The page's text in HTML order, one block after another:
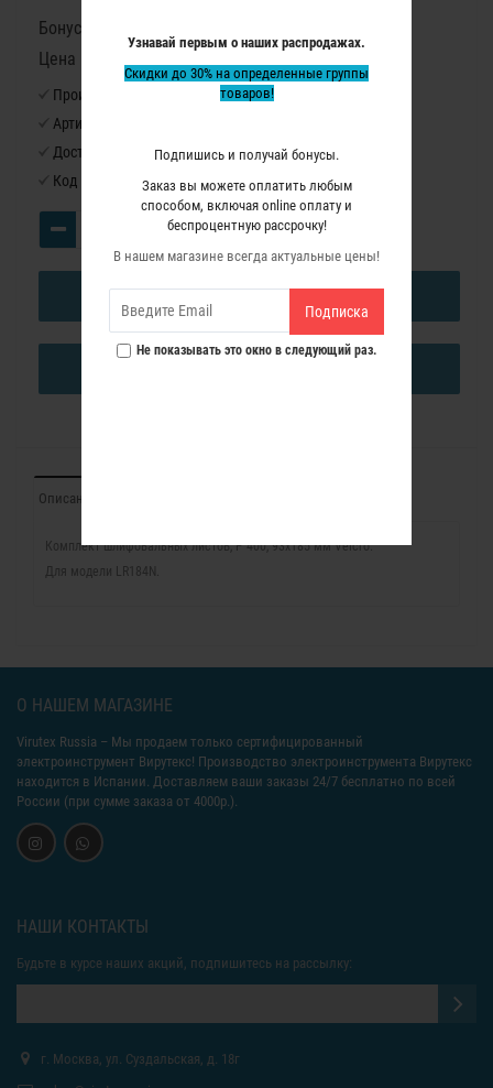
Узнавай первым о наших распродажах.
Скидки до 30% на определенные группы
товаров!
Подпишись и получай бонусы.
Заказ вы можете оплатить любым
способом, включая online оплату и
беспроцентную рассрочку!
В нашем магазине всегда актуальные цены!
Подписка
Не показывать это окно в следующий раз.
Бонусные баллы: 75
Цена в бонусных баллах: 5020
Производитель:
Артикул:
Доступность: Нет в наличии
Код товара: 8491109
Описание
Комплект шлифовальных листов, P 400, 93x185 мм Velcro.
Для модели LR184N.
О НАШЕМ МАГАЗИНЕ
Virutex Russia – Мы продаем только сертифицированный
электроинструмент Вирутекс! Производство электроинструмента Вирутекс
находится в Испании. Доставляем ваши заказы 24/7 бесплатно по всей
России (при сумме заказа от 4000р.).
НАШИ КОНТАКТЫ
Будьте в курсе наших акций, подпишитесь на рассылку:
г. Москва, ул. Суздальская, д. 18г